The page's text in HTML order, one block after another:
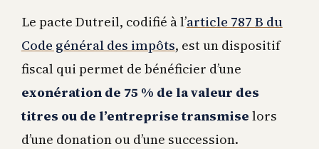
Le pacte Dutreil, codifié à l’article 787 B du
Code général des impôts, est un dispositif
fiscal qui permet de bénéficier d’une
exonération de 75 % de la valeur des
titres ou de l’entreprise transmise lors
d’une donation ou d’une succession.